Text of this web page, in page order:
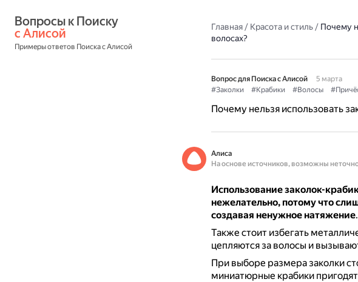
с Алисой
Примеры ответов Поиска с Алисой
Главная/ Красота и стиль/ Почему
волосах?
Вопрос для Поиска с Алисой
5 марта
#Заколки
#Крабики #Волосы
Почему нельзя использовать
Алиса
На основе источников, возможны
Использование заколок-
нежелательно, потому что
создавая ненужное натяжение.
Также стоит избегать
цепляются за волосы и
При выборе размера заколки
миниатюрные крабики